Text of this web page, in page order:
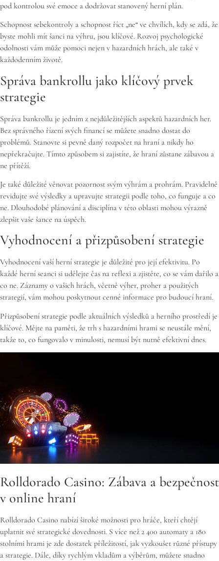
pod kontrolou své emoce a dodržovat stanovený herní plán.
Schopnost sebekontroly a schopnost říct „ne“ ve chvílích, kdy se zdá, že
byste mohli mít šanci na výhru, jsou klíčové. Rozvoj psychologické
odolnosti vám může pomoci nejen v hazardních hrách, ale také v
každodenním životě.
Správa bankrollu jako klíčový prvek
strategie
Správa bankrollu je jedním z nejdůležitějších aspektů hazardních her.
Bez správného řízení svých financí se můžete snadno dostat do
problémů. Stanovte si pevně daný rozpočet na hraní a nikdy ho
nepřekračujte. Tímto způsobem si zajistíte, že hraní zůstane zábavou a
ne přítěží.
Je také důležité věnovat pozornost svým výhrám a prohrám. Pravidelně
revidujte své výsledky a upravujte strategii podle toho, co funguje a co
ne. Dlouhodobé plánování a disciplína v této oblasti mohou výrazně
zlepšit vaše šance na úspěch.
Vyhodnocení a přizpůsobení strategie
Vyhodnocení vaší herní strategie je důležité pro její efektivitu. Po
každé herní seanci si udělejte čas na reflexi a zjistěte, co se vám dařilo a
co ne. Záznamy o vašich hrách, včetně výher, proher a použitých
strategií, vám mohou poskytnout cenné informace pro budoucí hraní.
Přizpůsobení strategie podle aktuálních výsledků a herního prostředí je
klíčové. Mějte na paměti, že trh s hazardními hrami se neustále mění,
takže to, co fungovalo v minulosti, nemusí být nutně efektivní dnes.
Rolldorado Casino: Zábava a bezpečnost
v online hraní
Rolldorado Casino nabízí široké možnosti pro hráče, kteří chtějí
uplatnit své strategické dovednosti. S více než 2 400 automaty a 180
stolními hrami je zde dostatek příležitostí, jak vyzkoušet různé přístupy
a strategie. Dále, díky rychlým vkladům a výběrům, můžete snadno